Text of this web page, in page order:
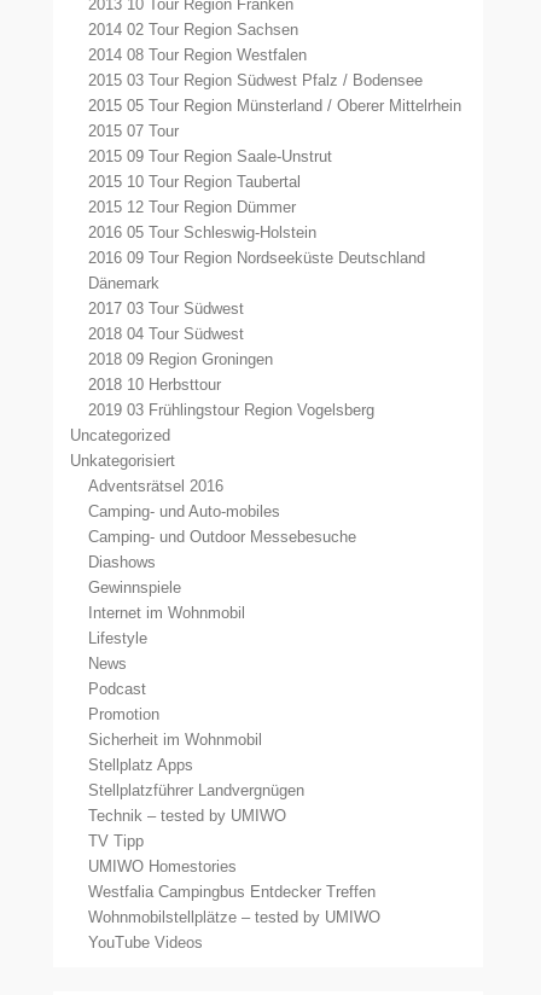
2013 10 Tour Region Franken
2014 02 Tour Region Sachsen
2014 08 Tour Region Westfalen
2015 03 Tour Region Südwest Pfalz / Bodensee
2015 05 Tour Region Münsterland / Oberer Mittelrhein
2015 07 Tour
2015 09 Tour Region Saale-Unstrut
2015 10 Tour Region Taubertal
2015 12 Tour Region Dümmer
2016 05 Tour Schleswig-Holstein
2016 09 Tour Region Nordseeküste Deutschland
Dänemark
2017 03 Tour Südwest
2018 04 Tour Südwest
2018 09 Region Groningen
2018 10 Herbsttour
2019 03 Frühlingstour Region Vogelsberg
Uncategorized
Unkategorisiert
Adventsrätsel 2016
Camping- und Auto-mobiles
Camping- und Outdoor Messebesuche
Diashows
Gewinnspiele
Internet im Wohnmobil
Lifestyle
News
Podcast
Promotion
Sicherheit im Wohnmobil
Stellplatz Apps
Stellplatzführer Landvergnügen
Technik – tested by UMIWO
TV Tipp
UMIWO Homestories
Westfalia Campingbus Entdecker Treffen
Wohnmobilstellplätze – tested by UMIWO
YouTube Videos